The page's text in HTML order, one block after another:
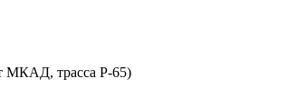
МКАД, трасса P-65)